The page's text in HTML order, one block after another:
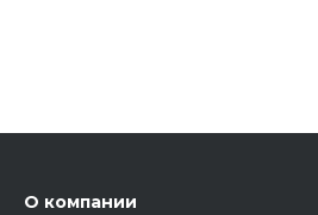
О компании